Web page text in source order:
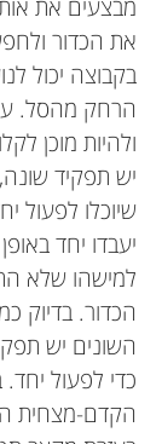
את הכדור
בקבוצה יכול
הרחק מהסל.
ולהיות מוכן
יש תפקיד
שיוכלו
יעבדו יחד
למישהו שלא
הכדור. בדיוק
השונים יש
כדי לפעול
הקדם-מצחית